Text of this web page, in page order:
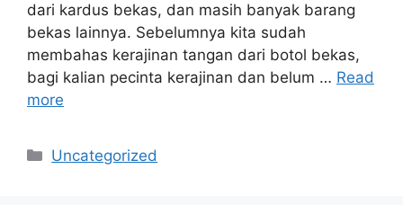
dari kardus bekas, dan masih banyak barang
bekas lainnya. Sebelumnya kita sudah
membahas kerajinan tangan dari botol bekas,
bagi kalian pecinta kerajinan dan belum … Read
more
Categories
Uncategorized